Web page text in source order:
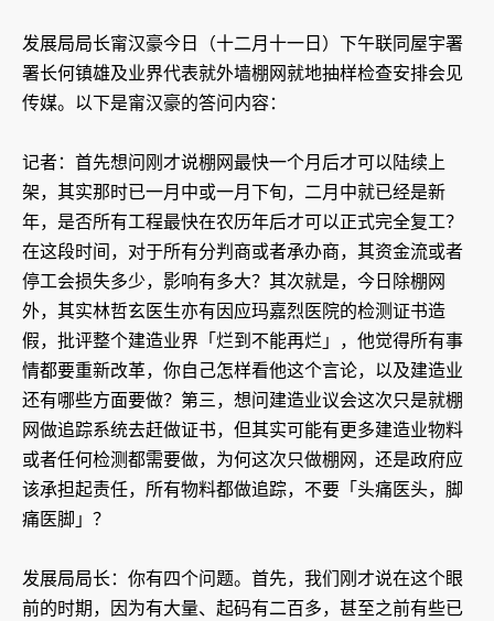
​发展局局长甯汉豪今日（十二月十一日）下午联同屋宇署
署长何镇雄及业界代表就外墙棚网就地抽样检查安排会见
传媒。以下是甯汉豪的答问内容：
记者：首先想问刚才说棚网最快一个月后才可以陆续上
架，其实那时已一月中或一月下旬，二月中就已经是新
年，是否所有工程最快在农历年后才可以正式完全复工？
在这段时间，对于所有分判商或者承办商，其资金流或者
停工会损失多少，影响有多大？其次就是，今日除棚网
外，其实林哲玄医生亦有因应玛嘉烈医院的检测证书造
假，批评整个建造业界「烂到不能再烂」，他觉得所有事
情都要重新改革，你自己怎样看他这个言论，以及建造业
还有哪些方面要做？第三，想问建造业议会这次只是就棚
网做追踪系统去赶做证书，但其实可能有更多建造业物料
或者任何检测都需要做，为何这次只做棚网，还是政府应
该承担起责任，所有物料都做追踪，不要「头痛医头，脚
痛医脚」？
发展局局长：你有四个问题。首先，我们刚才说在这个眼
前的时期，因为有大量、起码有二百多，甚至之前有些已